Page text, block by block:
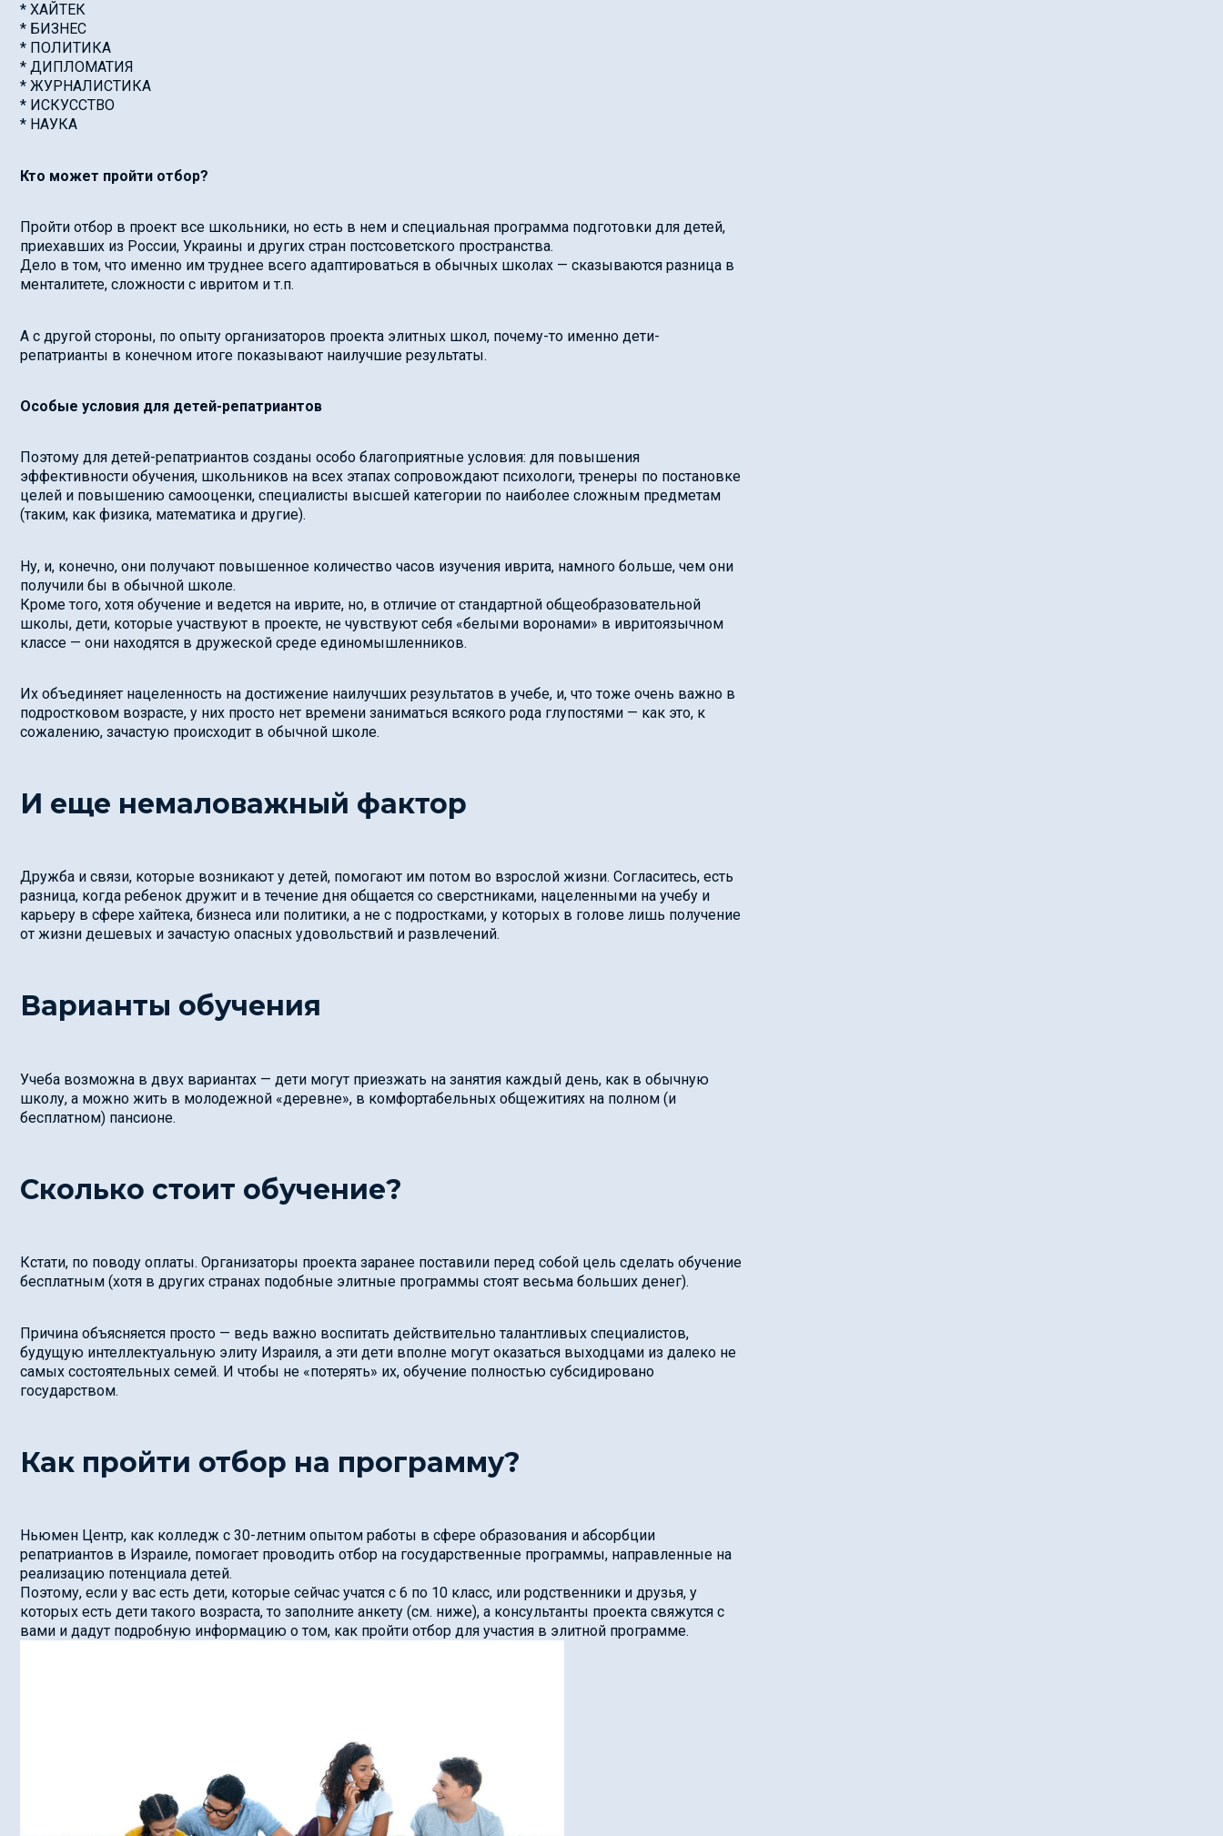
* ХАЙТЕК
* БИЗНЕС
* ПОЛИТИКА
* ДИПЛОМАТИЯ
* ЖУРНАЛИСТИКА
* ИСКУССТВО
* НАУКА
Кто может пройти отбор?
Пройти отбор в проект все школьники, но есть в нем и специальная программа подготовки для детей,
приехавших из России, Украины и других стран постсоветского пространства.
Дело в том, что именно им труднее всего адаптироваться в обычных школах — сказываются разница в
менталитете, сложности с ивритом и т.п.
А с другой стороны, по опыту организаторов проекта элитных школ, почему-то именно дети-
репатрианты в конечном итоге показывают наилучшие результаты.
Особые условия для детей-репатриантов
Поэтому для детей-репатриантов созданы особо благоприятные условия: для повышения
эффективности обучения, школьников на всех этапах сопровождают психологи, тренеры по постановке
целей и повышению самооценки, специалисты высшей категории по наиболее сложным предметам
(таким, как физика, математика и другие).
Ну, и, конечно, они получают повышенное количество часов изучения иврита, намного больше, чем они
получили бы в обычной школе.
Кроме того, хотя обучение и ведется на иврите, но, в отличие от стандартной общеобразовательной
школы, дети, которые участвуют в проекте, не чувствуют себя «белыми воронами» в ивритоязычном
классе — они находятся в дружеской среде единомышленников.
Их объединяет нацеленность на достижение наилучших результатов в учебе, и, что тоже очень важно в
подростковом возрасте, у них просто нет времени заниматься всякого рода глупостями — как это, к
сожалению, зачастую происходит в обычной школе.
И еще немаловажный фактор
Дружба и связи, которые возникают у детей, помогают им потом во взрослой жизни. Согласитесь, есть
разница, когда ребенок дружит и в течение дня общается со сверстниками, нацеленными на учебу и
карьеру в сфере хайтека, бизнеса или политики, а не с подростками, у которых в голове лишь получение
от жизни дешевых и зачастую опасных удовольствий и развлечений.
Варианты обучения
Учеба возможна в двух вариантах — дети могут приезжать на занятия каждый день, как в обычную
школу, а можно жить в молодежной «деревне», в комфортабельных общежитиях на полном (и
бесплатном) пансионе.
Сколько стоит обучение?
Кстати, по поводу оплаты. Организаторы проекта заранее поставили перед собой цель сделать обучение
бесплатным (хотя в других странах подобные элитные программы стоят весьма больших денег).
Причина объясняется просто — ведь важно воспитать действительно талантливых специалистов,
будущую интеллектуальную элиту Израиля, а эти дети вполне могут оказаться выходцами из далеко не
самых состоятельных семей. И чтобы не «потерять» их, обучение полностью субсидировано
государством.
Как пройти отбор на программу?
Ньюмен Центр, как колледж с 30-летним опытом работы в сфере образования и абсорбции
репатриантов в Израиле, помогает проводить отбор на государственные программы, направленные на
реализацию потенциала детей.
Поэтому, если у вас есть дети, которые сейчас учатся с 6 по 10 класс, или родственники и друзья, у
которых есть дети такого возраста, то заполните анкету (см. ниже), а консультанты проекта свяжутся с
вами и дадут подробную информацию о том, как пройти отбор для участия в элитной программе.